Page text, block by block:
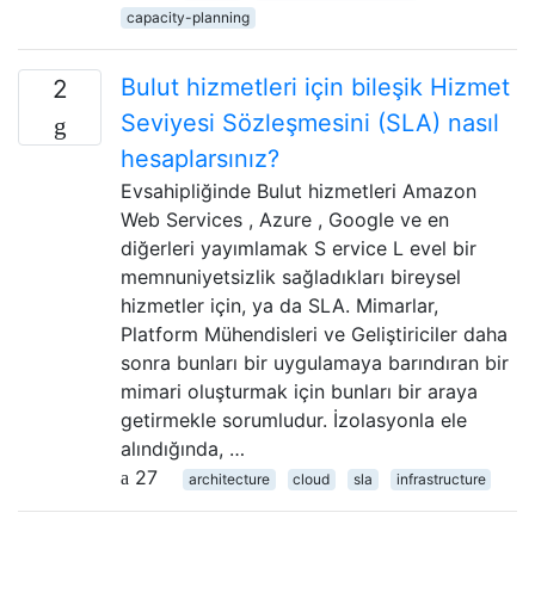
capacity-planning
2
Bulut hizmetleri için bileşik Hizmet
Seviyesi Sözleşmesini (SLA) nasıl
hesaplarsınız?
Evsahipliğinde Bulut hizmetleri Amazon
Web Services , Azure , Google ve en
diğerleri yayımlamak S ervice L evel bir
memnuniyetsizlik sağladıkları bireysel
hizmetler için, ya da SLA. Mimarlar,
Platform Mühendisleri ve Geliştiriciler daha
sonra bunları bir uygulamaya barındıran bir
mimari oluşturmak için bunları bir araya
getirmekle sorumludur. İzolasyonla ele
alındığında, …
27
architecture cloud sla infrastructure